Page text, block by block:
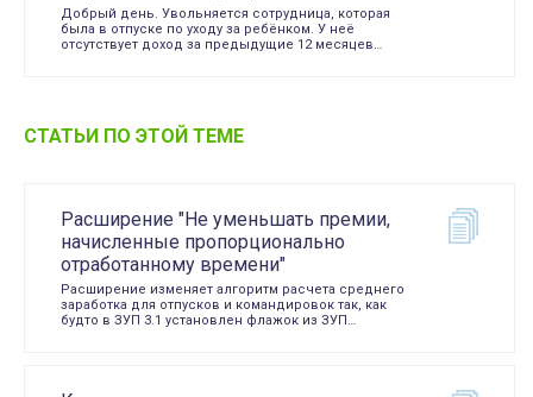
Добрый день. Увольняется сотрудница, которая
была в отпуске по уходу за ребёнком. У неё
отсутствует доход за предыдущие 12 месяцев…
СТАТЬИ ПО ЭТОЙ ТЕМЕ
Расширение "Не уменьшать премии,
начисленные пропорционально
отработанному времени"
Расширение изменяет алгоритм расчета среднего
заработка для отпусков и командировок так, как
будто в ЗУП 3.1 установлен флажок из ЗУП…